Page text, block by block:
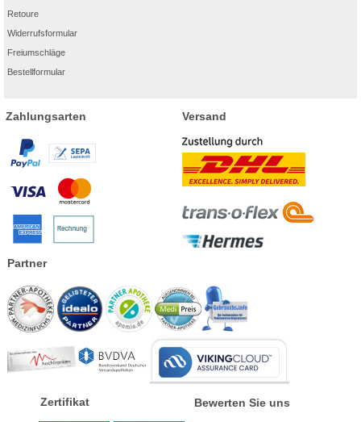
Retoure
Widerrufsformular
Freiumschläge
Bestellformular
Zahlungsarten Versand
Partner
Zertifikat Bewerten Sie uns